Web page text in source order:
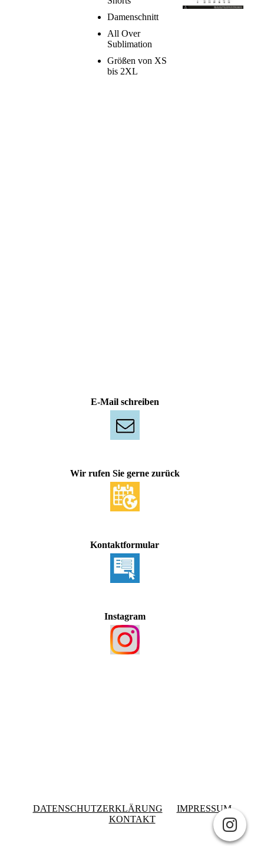
Damenschnitt
All Over
Sublimation
Größen von XS
bis 2XL
E-Mail schreiben
Wir rufen Sie gerne zurück
Kontaktformular
Instagram
DATENSCHUTZERKLÄRUNG
IMPRESSUM
KONTAKT